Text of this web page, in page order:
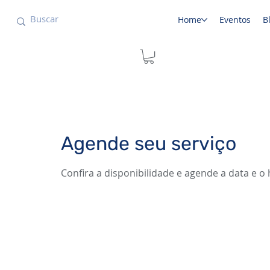
Home Eventos
Agende seu serviço
Confira a disponibilidade e agende a data e